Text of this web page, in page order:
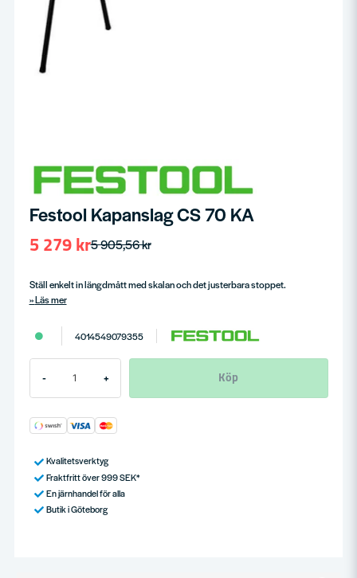
Festool Kapanslag CS 70 KA
5 905,56 kr
5 279 kr
Ställ enkelt in längdmått med skalan och det justerbara stoppet.
Läs mer
4014549079355
- + Köp
Kvalitetsverktyg
Fraktfritt över 999 SEK*
En järnhandel för alla
Butik i Göteborg